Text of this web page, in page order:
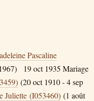
Pascaline
19 oct 1935 Mariage
(20 oct 1910 - 4 sep
Juliette (I053460) (1 août